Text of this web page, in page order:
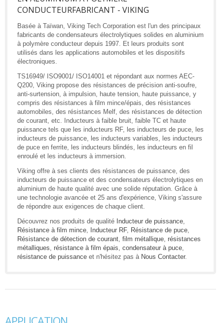
CONDUCTEURFABRICANT - VIKING
Basée à Taïwan, Viking Tech Corporation est l'un des principaux
fabricants de condensateurs électrolytiques solides en aluminium
à polymère conducteur depuis 1997. Et leurs produits sont
utilisés dans les applications automobiles et les dispositifs
électroniques.
TS16949/ ISO9001/ ISO14001 et répondant aux normes AEC-
Q200, Viking propose des résistances de précision anti-soufre,
anti-surtension, à impulsion, haute tension, haute puissance, y
compris des résistances à film mince/épais, des résistances
automobiles, des résistances Melf, des résistances de détection
de courant, etc. Inducteurs à faible bruit, faible TC et haute
puissance tels que les inducteurs RF, les inducteurs de puce, les
inducteurs de puissance, les inducteurs variables, les inducteurs
de puce en ferrite, les inducteurs blindés, les inducteurs en fil
enroulé et les inducteurs à immersion.
Viking offre à ses clients des résistances de puissance, des
inducteurs de puissance et des condensateurs électrolytiques en
aluminium de haute qualité avec une solide réputation. Grâce à
une technologie avancée et 25 ans d'expérience, Viking s'assure
de répondre aux exigences de chaque client.
Découvrez nos produits de qualité Inducteur de puissance
Résistance à film mince
Inducteur RF, Résistance de puce
Résistance de détection de courant film métallique résistances
métalliques résistance à film épais condensateur à puce
résistance de puissance et n'hésitez pas à Nous Contacter.